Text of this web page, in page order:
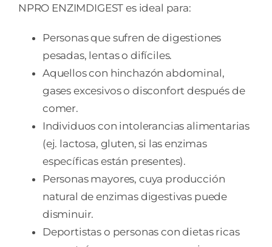
NPRO ENZIMDIGEST es ideal para:
Personas que sufren de digestiones
pesadas, lentas o difíciles.
Aquellos con hinchazón abdominal,
gases excesivos o disconfort después de
comer.
Individuos con intolerancias alimentarias
(ej. lactosa, gluten, si las enzimas
específicas están presentes).
Personas mayores, cuya producción
natural de enzimas digestivas puede
disminuir.
Deportistas o personas con dietas ricas